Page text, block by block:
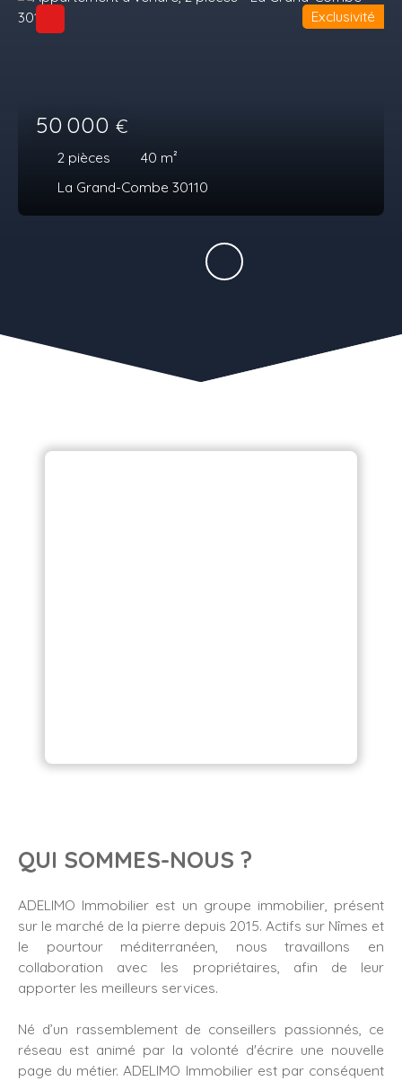
50 000 €
2 pièces 40 m²
La Grand-Combe 30110
Exclusivité
QUI SOMMES-NOUS ?
ADELIMO Immobilier est un groupe immobilier, présent
sur le marché de la pierre depuis 2015. Actifs sur Nîmes et
le pourtour méditerranéen, nous travaillons en
collaboration avec les propriétaires, afin de leur
apporter les meilleurs services.
Né d’un rassemblement de conseillers passionnés, ce
réseau est animé par la volonté d'écrire une nouvelle
page du métier. ADELIMO Immobilier est par conséquent